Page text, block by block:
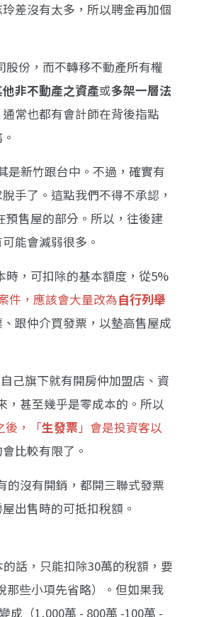
差沒有太多，所以聘金再加個
份，而不轉移不動產所有權
非不動產之資產或多架一層法
常也都有會計師在背後指點
是新竹跟台中。不過，確實有
手了。這點我們不得不承認，
預售屋的部分。所以，往後建
能會減弱很多。
時，可扣除的基本額度，從5%
件，應該會大量改為自行列舉
跟仲介買發票，以墊高售屋成
己旗下就有開房仲加盟店、資
，甚至幾乎是零成本的。所以
後，「生發票」會是投資客以
比較有限了。
的沒有開銷，都開三聯式發票
出售時的可抵扣稅額。
話，只能扣除30萬的稅額，要
那些小項先省略）。但如果我
成（1,000萬 - 800萬 -100萬 -